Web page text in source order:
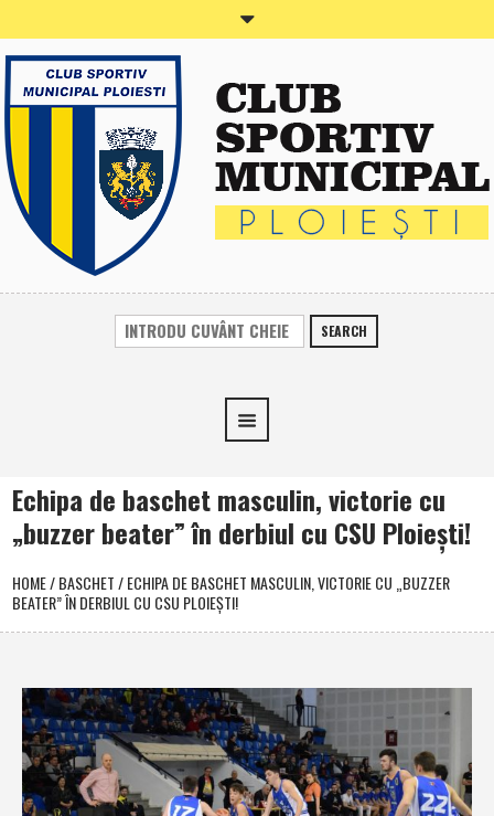
SEARCH
Echipa de baschet masculin, victorie cu
„buzzer beater” în derbiul cu CSU Ploieşti!
HOME/BASCHET/ECHIPA DE BASCHET MASCULIN, VICTORIE CU „BUZZER
BEATER” ÎN DERBIUL CU CSU PLOIEŞTI!